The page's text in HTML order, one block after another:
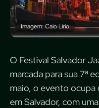
Imagem: Caio Lírio
O Festival Salvador
marcada para sua 7ª
maio, o evento ocupa
em Salvador, com